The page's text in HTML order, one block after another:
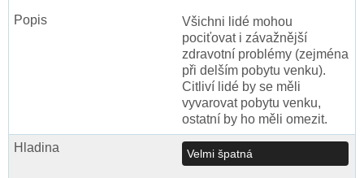
Všichni lidé mohou
pociťovat i závažnější
zdravotní problémy (zejména
při delším pobytu venku).
Citliví lidé by se měli
vyvarovat pobytu venku,
ostatní by ho měli omezit.
Velmi špatná